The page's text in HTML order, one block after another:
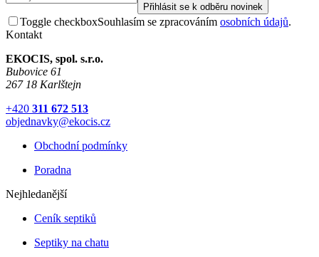
Přihlásit se k odběru novinek
Toggle checkboxSouhlasím se zpracováním osobních údajů.
Kontakt
EKOCIS, spol. s.r.o.
Bubovice 61
267 18 Karlštejn
+420 311 672 513
objednavky@ekocis.cz
Obchodní podmínky
Poradna
Nejhledanější
Ceník septiků
Septiky na chatu